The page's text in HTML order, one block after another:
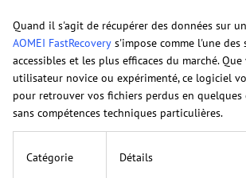
Quand il s'agit de récupérer des données sur
AOMEI FastRecovery s'impose comme l'une
accessibles et les plus efficaces du marché.
utilisateur novice ou expérimenté, ce logiciel
pour retrouver vos fichiers perdus en quelques
sans compétences techniques particulières.
Catégorie Détails